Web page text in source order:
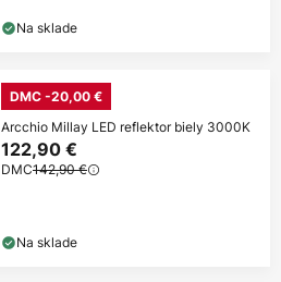
Na sklade
DMC -20,00 €
Arcchio Millay LED reflektor biely 3000K
122,90 €
DMC142,90 €
Na sklade